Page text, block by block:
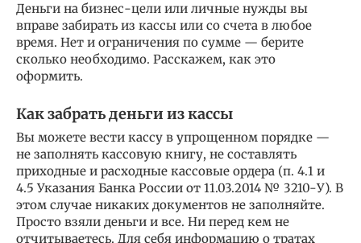
Деньги на бизнес-цели или личные нужды вы
вправе забирать из кассы или со счета в любое
время. Нет и ограничения по сумме — берите
сколько необходимо. Расскажем, как это
оформить.
Как забрать деньги из кассы
Вы можете вести кассу в упрощенном порядке —
не заполнять кассовую книгу, не составлять
приходные и расходные кассовые ордера (п. 4.1 и
4.5 Указания Банка России от 11.03.2014 № 3210-У). В
этом случае никаких документов не заполняйте.
Просто взяли деньги и все. Ни перед кем не
отчитываетесь. Для себя информацию о тратах